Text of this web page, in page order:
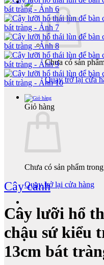
Chưa có sản
Quay trở lại cửa
Giỏ hàng
Chưa có sản phẩm
Quay trở lại cửa hàng
Cây cảnh
Cây lưỡi hổ
chậu sứ kiểu
13cm bát